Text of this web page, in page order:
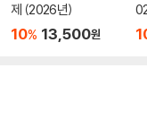
제 (2026년)
10% 13,500원